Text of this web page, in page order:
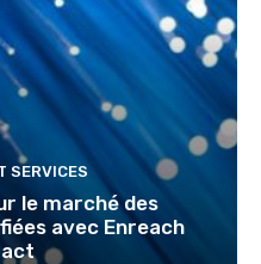
SERVICES
le marché des
avec Enreach